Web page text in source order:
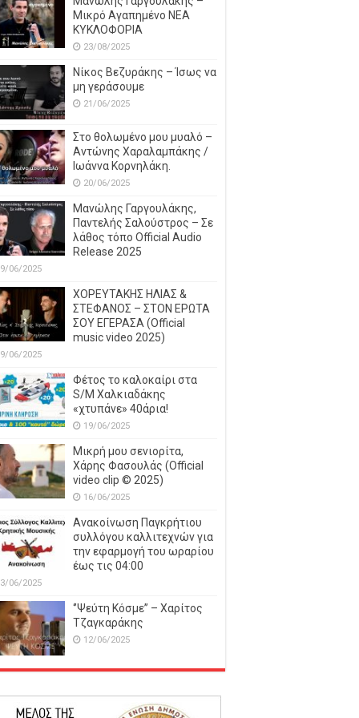
Μικρό Αγαπημένο NEΑ
ΚΥΚΛΟΦΟΡΙΑ
23/08/2025
Νίκος Βεζυράκης – Ίσως να
μη γεράσουμε
21/06/2025
Στο θολωμένο μου μυαλό –
Αντώνης Χαραλαμπάκης /
Ιωάννα Κορνηλάκη.
20/06/2025
Μανώλης Γαργουλάκης,
Παντελής Σαλούστρος – Σε
λάθος τόπο Official Audio
Release 2025
06/2025
ΧΟΡΕΥΤΑΚΗΣ ΗΛΙΑΣ &
ΣΤΕΦΑΝΟΣ – ΣΤΟΝ ΕΡΩΤΑ
ΣΟΥ ΕΓΕΡΑΣΑ (Official
music video 2025)
06/2025
Φέτος το καλοκαίρι στα
S/M Χαλκιαδάκης
«χτυπάνε» 40άρια!
19/06/2025
Μικρή μου σενιορίτα,
Χάρης Φασουλάς (Official
video clip © 2025)
16/06/2025
Ανακοίνωση Παγκρήτιου
συλλόγου καλλιτεχνών για
την εφαρμογή του ωραρίου
έως τις 04:00
06/2025
‘’Ψεύτη Κόσμε’’ – Χαρίτος
Τζαγκαράκης
12/06/2025